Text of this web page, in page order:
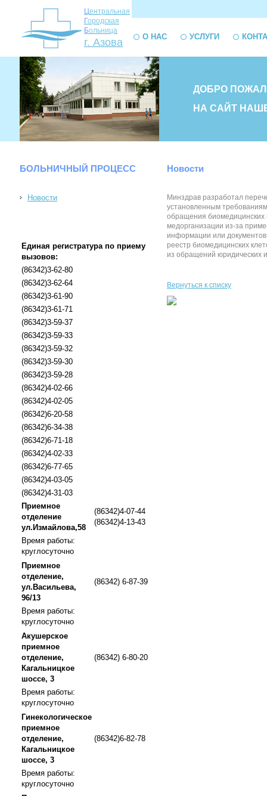
Центральная
Городская
Больница
г. Азова О НАС УСЛУГИ
ДОБРО
НА САЙТ
БОЛЬНИЧНЫЙ ПРОЦЕСС
Новости
Единая регистратура по приему
вызовов:
(86342)3-62-80
(86342)3-62-64
(86342)3-61-90
(86342)3-61-71
(86342)3-59-37
(86342)3-59-33
(86342)3-59-32
(86342)3-59-30
(86342)3-59-28
(86342)4-02-66
(86342)4-02-05
(86342)6-20-58
(86342)6-34-38
(86342)6-71-18
(86342)4-02-33
(86342)6-77-65
(86342)4-03-05
(86342)4-31-03
Приемное
отделение
ул.Измайлова,58
(86342)4-07-44
(86342)4-13-43
Время работы:
круглосуточно
Приемное
отделение,
ул.Васильева,
96/13
(86342) 6-87-39
Время работы:
круглосуточно
Акушерское
приемное
отделение,
Кагальницкое
шоссе, 3
(86342) 6-80-20
Время работы:
круглосуточно
Гинекологическое
приемное
отделение,
Кагальницкое
шоссе, 3
(86342)6-82-78
Время работы:
круглосуточно
Новости
Минздрав разработал
установленным
обращения биомедицинских
медорганизации из-за
информации или
реестр биомедицинских
из обращений юридических
Вернуться к списку